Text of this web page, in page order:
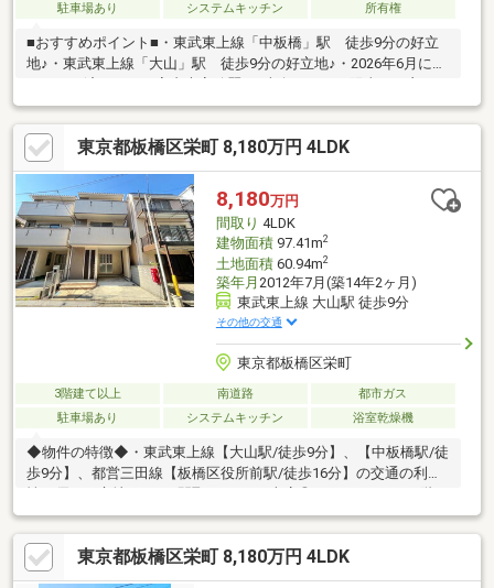
駐車場あり
システムキッチン 所有権
■おすすめポイント■・東武東上線「中板橋」駅 徒歩9分の好立
地♪・東武東上線「大山」駅 徒歩9分の好立地♪・2026年6月にリ
好！・4LDKのゆとりある間取り設計・駐車スペース付き＆生活利
便施設充実・探し始めのお客様、正しい家探しをお伝えします＊
ご来店頂きアンケート回答でギフトカードプレゼント！■交通ア
クセス■・東武東上線「中板橋」駅 徒歩9分・東武東上線「大
山」駅 徒歩9分----------------------お気軽に下記の《資料請求》又は
《見学予約》ボタンをクリック！又は大和アクタス 0120-105-
111(通話無料)まで
東京都板橋区栄町 8,180万円 4LDK
8,180万円
間取り 4LDK
建物面積97.41m2
土地面積60.94m2
築年月 2012年7月(築14年2ヶ月)
東武東上線 大山駅 徒歩9分
その他の交通
東京都板橋区栄町
3階建て以上 南道路
都市ガス
駐車場あり
システムキッチン 浴室乾燥機
◆物件の特徴◆・東武東上線【大山駅/徒歩9分】、【中板橋駅/徒
歩9分】、都営三田線【板橋区役所前駅/徒歩16分】の交通の利便
3階の南面にそれぞれございます♪・リフォーム完了済(2026年6月)
です◎平日・週末どちらでもご見学いただけます♪◆周辺環境の
特徴◆・保育園は徒歩4分圏内、小学校は徒歩5分圏内にあり、お
子様がいるご家庭も安心な環境です♪・コンビニは徒歩3分圏内、
東京都板橋区栄町 8,180万円 4LDK